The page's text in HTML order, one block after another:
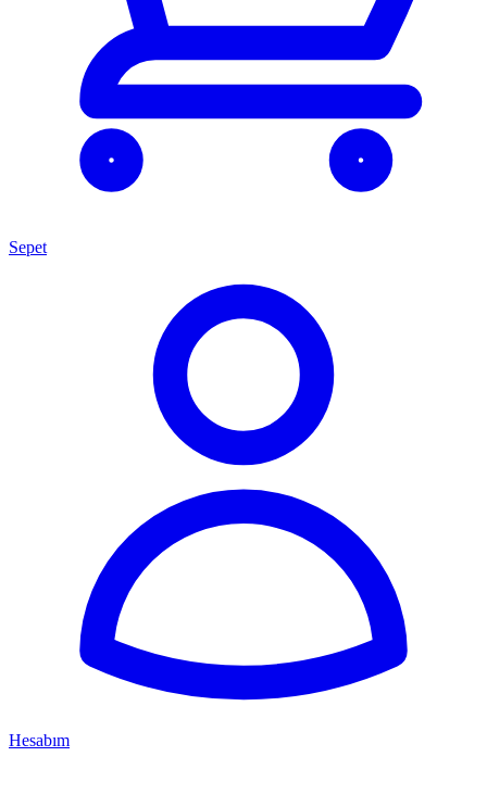
Sepet
Hesabım